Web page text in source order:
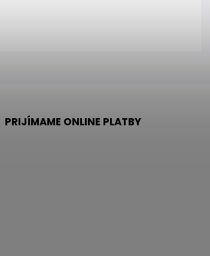
PRIJÍMAME ONLINE PLATBY